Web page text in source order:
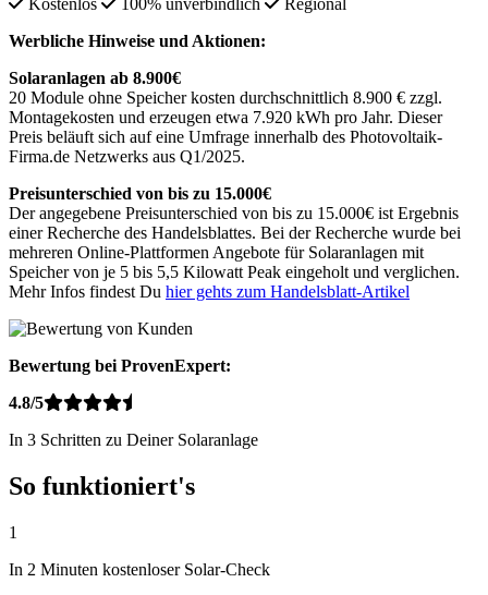
Kostenlos 100% unverbindlich
Regional
Werbliche Hinweise und Aktionen:
Solaranlagen ab 8.900€
20 Module ohne Speicher kosten durchschnittlich 8.900 € zzgl.
Montagekosten und erzeugen etwa 7.920 kWh pro Jahr. Dieser
Preis beläuft sich auf eine Umfrage innerhalb des Photovoltaik-
Firma.de Netzwerks aus Q1/2025.
Preisunterschied von bis zu 15.000€
Der angegebene Preisunterschied von bis zu 15.000€ ist Ergebnis
einer Recherche des Handelsblattes. Bei der Recherche wurde bei
mehreren Online-Plattformen Angebote für Solaranlagen mit
Speicher von je 5 bis 5,5 Kilowatt Peak eingeholt und verglichen.
Mehr Infos findest Du hier gehts zum Handelsblatt-Artikel
Bewertung bei ProvenExpert:
4.8/5
In 3 Schritten zu Deiner Solaranlage
So funktioniert's
1
In 2 Minuten kostenloser Solar-Check